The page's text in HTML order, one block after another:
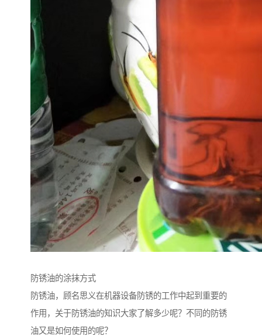
防锈油的涂抹方式
防锈油，顾名思义在机器设备防锈的工作中起到重要的
作用，关于防锈油的知识大家了解多少呢？不同的防锈
油又是如何使用的呢？